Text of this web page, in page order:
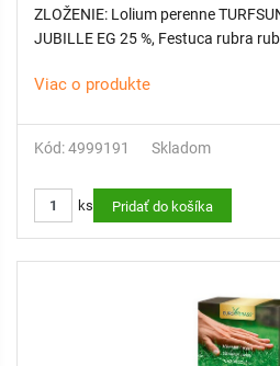
ZLOŽENIE: Lolium perenne
JUBILLE EG 25 %, Festuca rubra
BALENIE: 1 kg na cca 40 m2
Viac o produkte
Kód: 4999191 Skladom
ks Pridať do košíka